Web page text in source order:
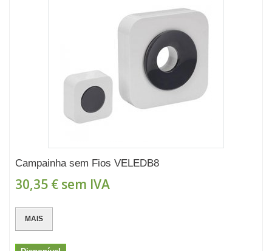
Campainha sem Fios VELEDB8
30,35 € sem IVA
MAIS